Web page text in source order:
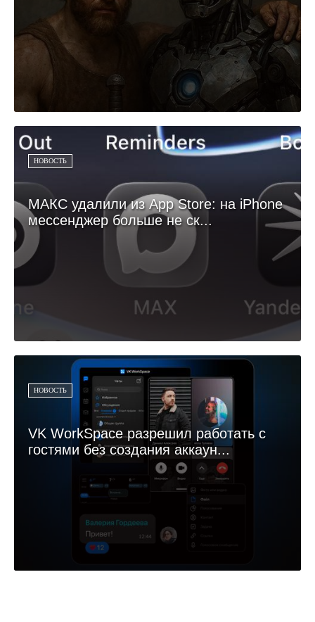
НОВОСТЬ
МАКС удалили из App Store: на iPhone
мессенджер больше не ск...
НОВОСТЬ
VK WorkSpace разрешил работать с
гостями без создания аккаун...